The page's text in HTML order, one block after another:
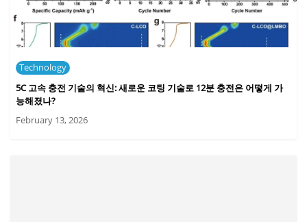
Technology
5C 고속 충전 기술의 혁신: 새로운 코팅 기술로 12분 충전은 어떻게 가
능해졌나?
February 13, 2026